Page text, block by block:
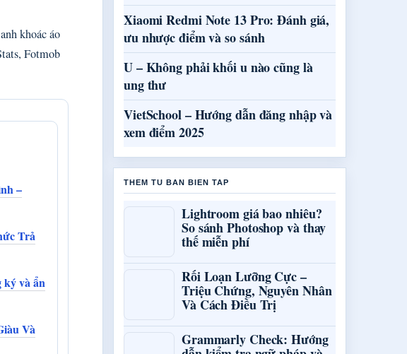
khoác áo
Fotmob
–
Trả
ký và ẩn
Và
Xiaomi Redmi Note 13 Pro: Đánh giá,
ưu nhược điểm và so sánh
U – Không phải khối u nào cũng là
ung thư
VietSchool – Hướng dẫn đăng nhập và
xem điểm 2025
THEM TU BAN BIEN TAP
Lightroom giá bao nhiêu?
So sánh Photoshop và thay
thế miễn phí
Rối Loạn Lưỡng Cực –
Triệu Chứng, Nguyên Nhân
Và Cách Điều Trị
Grammarly Check: Hướng